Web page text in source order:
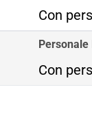
Con
Con